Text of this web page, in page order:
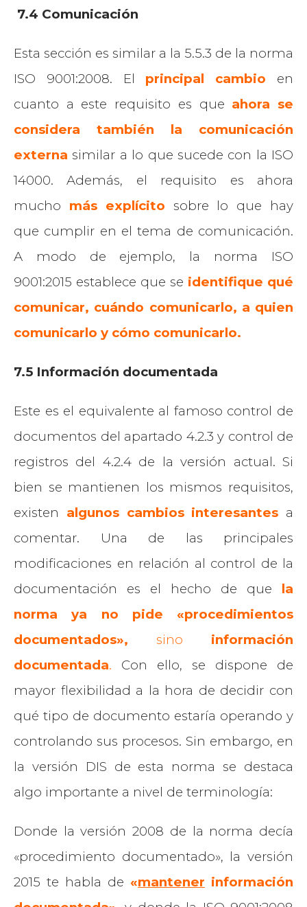
7.4 Comunicación
Esta sección es similar a la 5.5.3 de la norma
ISO 9001:2008. El principal cambio en
cuanto a este requisito es que ahora se
considera también la comunicación
externa similar a lo que sucede con la ISO
14000. Además, el requisito es ahora
mucho más explícito sobre lo que hay
que cumplir en el tema de comunicación.
A modo de ejemplo, la norma ISO
9001:2015 establece que se identifique qué
comunicar, cuándo comunicarlo, a quien
comunicarlo y cómo comunicarlo.
7.5 Información documentada
Este es el equivalente al famoso control de
documentos del apartado 4.2.3 y control de
registros del 4.2.4 de la versión actual. Si
bien se mantienen los mismos requisitos,
existen algunos cambios interesantes a
comentar. Una de las principales
modificaciones en relación al control de la
documentación es el hecho de que la
norma ya no pide «procedimientos
documentados», sino información
documentada. Con ello, se dispone de
mayor flexibilidad a la hora de decidir con
qué tipo de documento estaría operando y
controlando sus procesos. Sin embargo, en
la versión DIS de esta norma se destaca
algo importante a nivel de terminología:
Donde la versión 2008 de la norma decía
«procedimiento documentado», la versión
2015 te habla de «mantener información